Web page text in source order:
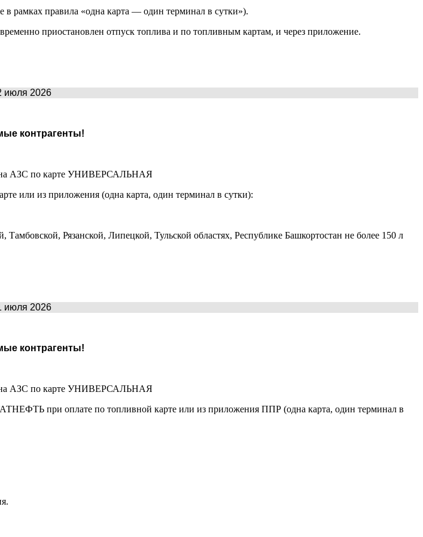
рамках правила «одна карта — один терминал в сутки»).
приостановлен отпуск топлива и по топливным картам, и через приложение.
июля 2026
контрагенты!
на АЗС по карте УНИВЕРСАЛЬНАЯ
или из приложения (одна карта, один терминал в сутки):
Рязанской, Липецкой, Тульской областях, Республике Башкортостан не более 150 л
июля 2026
контрагенты!
на АЗС по карте УНИВЕРСАЛЬНАЯ
при оплате по топливной карте или из приложения ППР (одна карта, один терминал в